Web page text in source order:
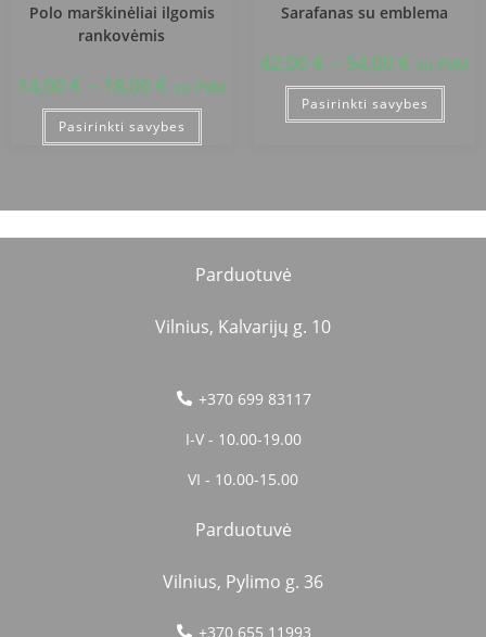
Polo marškinėliai ilgomis
rankovėmis
14,00 € – 18,00 € su PVM
Pasirinkti savybes
Sarafanas su emblema
42,00 € – 54,00 € su PVM
Pasirinkti savybes
Parduotuvė
Vilnius, Kalvarijų g. 10
+370 699 83117
I-V - 10.00-19.00
VI - 10.00-15.00
Parduotuvė
Vilnius, Pylimo g. 36
+370 655 11993